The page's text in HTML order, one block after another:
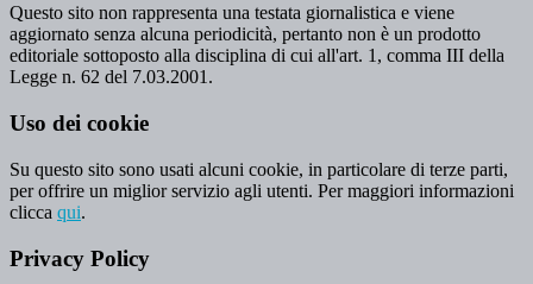
Questo sito non rappresenta una testata giornalistica e viene
aggiornato senza alcuna periodicità, pertanto non è un prodotto
editoriale sottoposto alla disciplina di cui all'art. 1, comma III della
Legge n. 62 del 7.03.2001.
Uso dei cookie
Su questo sito sono usati alcuni cookie, in particolare di terze parti,
per offrire un miglior servizio agli utenti. Per maggiori informazioni
clicca qui.
Privacy Policy